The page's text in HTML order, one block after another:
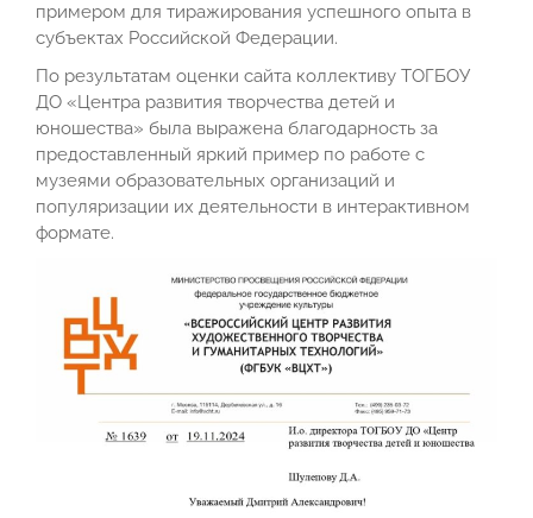
примером для тиражирования успешного опыта в
субъектах Российской Федерации.
По результатам оценки сайта коллективу ТОГБОУ
ДО «Центра развития творчества детей и
юношества» была выражена благодарность за
предоставленный яркий пример по работе с
музеями образовательных организаций и
популяризации их деятельности в интерактивном
формате.